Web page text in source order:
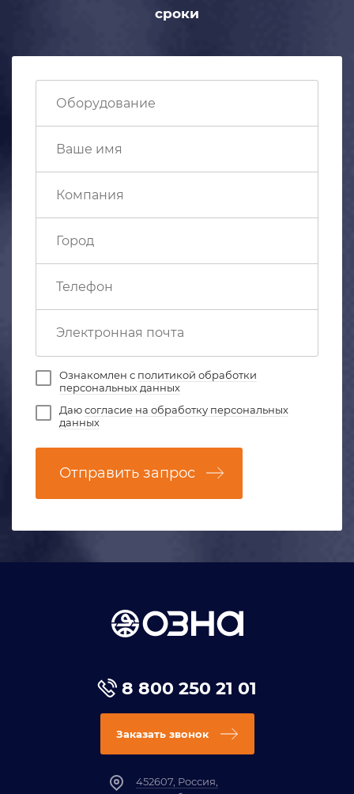
сроки
Ознакомлен с политикой обработки
персональных данных
Даюсогласие на обработку персональных
данных
Отправить запрос
8 800 250 21 01
Заказать звонок
452607, Россия,